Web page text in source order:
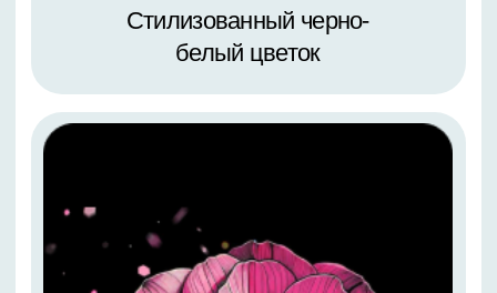
(диаметр — 40 см)